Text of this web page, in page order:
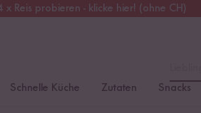
x Reis probieren - klicke hier! (ohne CH)
Kostenloser Versand
Schnelle Küche Zutaten Snacks